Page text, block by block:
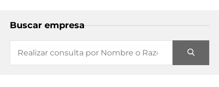
Buscar empresa